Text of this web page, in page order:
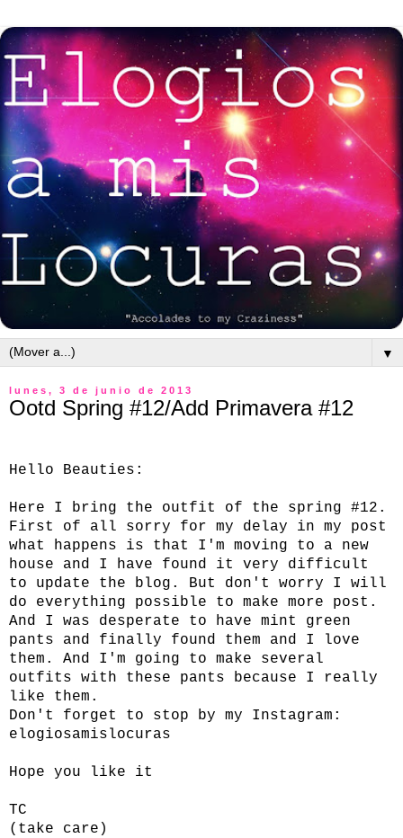
▼
lunes, 3 de junio de 2013
Ootd Spring #12/Add Primavera #12
Hello Beauties:
Here I bring the outfit of the spring #12.
First of all sorry for my delay in my post
what happens is that I'm moving to a new
house and I have found it very difficult
to update the blog. But don't worry I will
do everything possible to make more post.
And I was desperate to have mint green
pants and finally found them and I love
them. And I'm going to make several
outfits with these pants because I really
like them.
Don't forget to stop by my Instagram:
elogiosamislocuras
Hope you like it
TC
(take care)